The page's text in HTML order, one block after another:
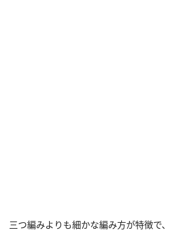
三つ編みよりも細かな編み方が特徴で、